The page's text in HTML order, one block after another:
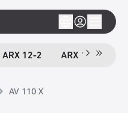
ARX 12-2 ARX 16-2
AV 110 X